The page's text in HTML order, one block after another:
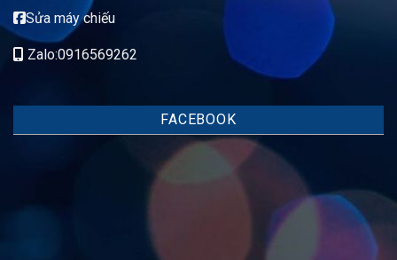
Sửa máy chiếu
Zalo:0916569262
FACEBOOK